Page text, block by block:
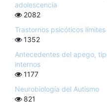
adolescencia
2082
Trastornos psicóticos
1352
Antecedentes del apego,
internos
1177
Neurobiología del Autismo
821